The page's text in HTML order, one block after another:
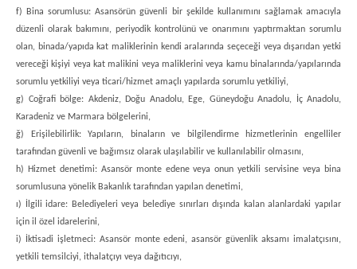
f) Bina sorumlusu: Asansörün güvenli bir şekilde kullanımını sağlamak amacıyla
düzenli olarak bakımını, periyodik kontrolünü ve onarımını yaptırmaktan sorumlu
olan, binada/yapıda kat maliklerinin kendi aralarında seçeceği veya dışarıdan yetki
vereceği kişiyi veya kat malikini veya maliklerini veya kamu binalarında/yapılarında
sorumlu yetkiliyi veya ticari/hizmet amaçlı yapılarda sorumlu yetkiliyi,
g) Coğrafi bölge: Akdeniz, Doğu Anadolu, Ege, Güneydoğu Anadolu, İç Anadolu,
Karadeniz ve Marmara bölgelerini,
ğ) Erişilebilirlik: Yapıların, binaların ve bilgilendirme hizmetlerinin engelliler
tarafından güvenli ve bağımsız olarak ulaşılabilir ve kullanılabilir olmasını,
h) Hizmet denetimi: Asansör monte edene veya onun yetkili servisine veya bina
sorumlusuna yönelik Bakanlık tarafından yapılan denetimi,
ı) İlgili idare: Belediyeleri veya belediye sınırları dışında kalan alanlardaki yapılar
için il özel idarelerini,
i) İktisadi işletmeci: Asansör monte edeni, asansör güvenlik aksamı imalatçısını,
yetkili temsilciyi, ithalatçıyı veya dağıtıcıyı,